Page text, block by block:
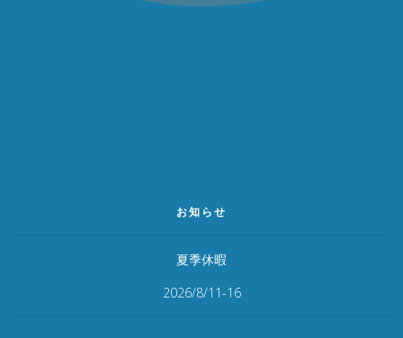
お知らせ
夏季休暇
2026/8/11-16